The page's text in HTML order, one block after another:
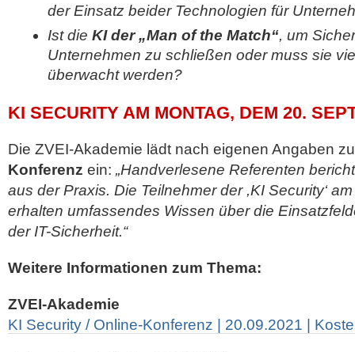
der Einsatz beider Technologien für
Ist die KI der „Man of the Match“, um
Unternehmen zu schließen oder muss sie
überwacht werden?
KI SECURITY AM MONTAG, DEM 20.
Die ZVEI-Akademie lädt nach eigenen Angaben
Konferenz ein: „Handverlesene Referenten
aus der Praxis. Die Teilnehmer der ,KI Security‘
erhalten umfassendes Wissen über die
der IT-Sicherheit.“
Weitere Informationen zum Thema:
ZVEI-Akademie
KI Security / Online-Konferenz | 20.09.2021 |